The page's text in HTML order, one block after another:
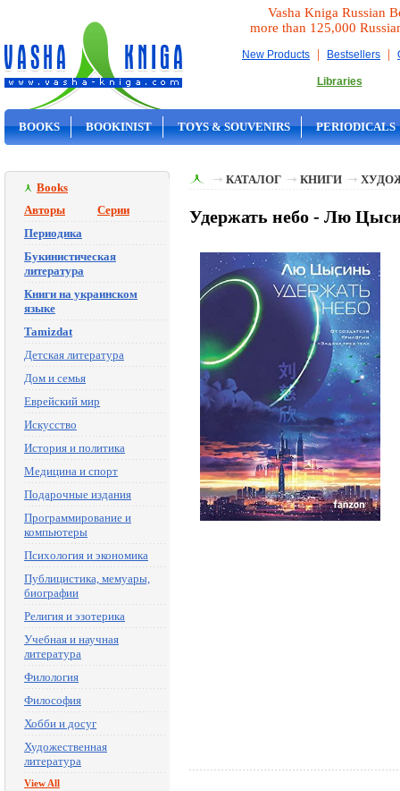
Vasha Kniga Russian
more than 125,000
New Products | Bestsellers |
Libraries
BOOKS BOOKINIST TOYS & SOUVENIRS PERIODICALS
Books
Авторы
Серии
Периодика
Букинистическая
литература
Книги на украинском
языке
Tamizdat
Детская литература
Дом и семья
Еврейский мир
Искусство
История и политика
Медицина и спорт
Подарочные издания
Программирование и
компьютеры
Психология и экономика
Публицистика, мемуары,
биографии
Религия и эзотерика
Учебная и научная
литература
Филология
Философия
Хобби и досуг
Художественная
литература
View All
КАТАЛОГ КНИГИ
Удержать небо - Лю